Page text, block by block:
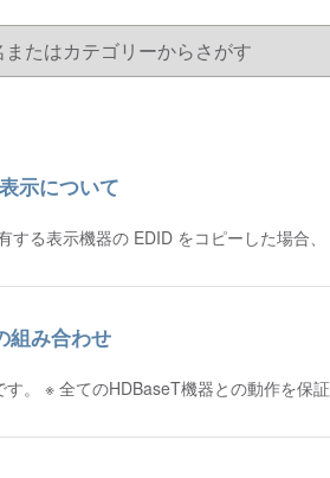
示について
する表示機器の EDID をコピーした場合
組み合わせ
。 ※ 全てのHDBaseT機器との動作を保証